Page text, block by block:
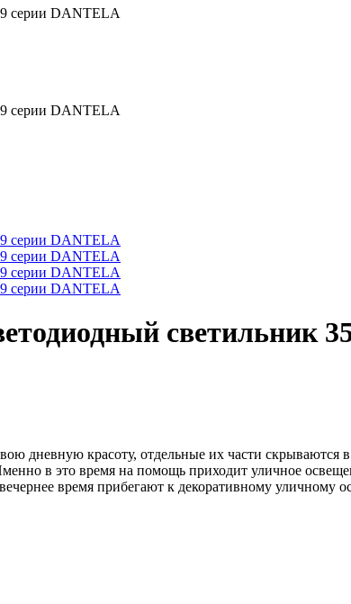
светильник
дневную красоту, отдельные их части скрываются
в это время на помощь приходит уличное
время прибегают к декоративному